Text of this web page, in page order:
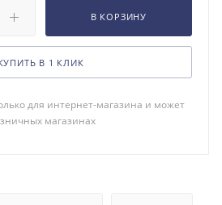
В КОРЗИНУ
В 1 КЛИК
для интернет-магазина и может
магазинах